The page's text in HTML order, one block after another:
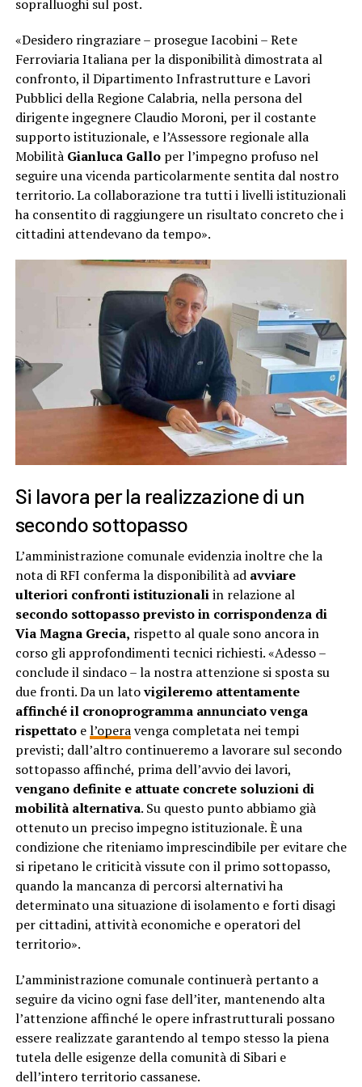
sopralluoghi sul post.
«Desidero ringraziare – prosegue Iacobini – Rete
Ferroviaria Italiana per la disponibilità dimostrata al
confronto, il Dipartimento Infrastrutture e Lavori
Pubblici della Regione Calabria, nella persona del
dirigente ingegnere Claudio Moroni, per il costante
supporto istituzionale, e l’Assessore regionale alla
MobilitàGianluca Galloper l’impegno profuso nel
seguire una vicenda particolarmente sentita dal nostro
territorio. La collaborazione tra tutti i livelli istituzionali
ha consentito di raggiungere un risultato concreto che i
cittadini attendevano da tempo».
Si lavora per la realizzazione di un
secondo sottopasso
L’amministrazione comunale evidenzia inoltre che la
nota di RFI conferma la disponibilità ad avviare
ulteriori confronti istituzionaliin relazione al
secondo sottopasso previsto in corrispondenza di
Via Magna Grecia, rispetto al quale sono ancora in
corso gli approfondimenti tecnici richiesti. «Adesso –
conclude il sindaco – la nostra attenzione si sposta su
due fronti. Da un latovigileremo attentamente
affinché il cronoprogramma annunciato venga
rispettatoel’operavenga completata nei tempi
previsti; dall’altro continueremo a lavorare sul secondo
sottopasso affinché, prima dell’avvio dei lavori,
vengano definite e attuate concrete soluzioni di
mobilità alternativa. Su questo punto abbiamo già
ottenuto un preciso impegno istituzionale. È una
condizione che riteniamo imprescindibile per evitare che
si ripetano le criticità vissute con il primo sottopasso,
quando la mancanza di percorsi alternativi ha
determinato una situazione di isolamento e forti disagi
per cittadini, attività economiche e operatori del
territorio».
L’amministrazione comunale continuerà pertanto a
seguire da vicino ogni fase dell’iter, mantenendo alta
l’attenzione affinché le opere infrastrutturali possano
essere realizzate garantendo al tempo stesso la piena
tutela delle esigenze della comunità di Sibari e
dell’intero territorio cassanese.